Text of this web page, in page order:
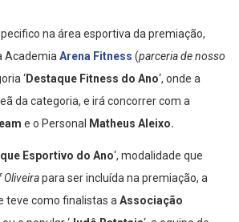
na área esportiva da premiação,
AcademiaArena Fitness (parceria de nosso
‘ Destaque Fitness do Ano ‘, onde a
da categoria, e irá concorrer com a
e o Personal Matheus Aleixo.
Esportivo do Ano ‘, modalidade que
Oliveira para ser incluída na premiação, a
teve como finalistas aAssociação